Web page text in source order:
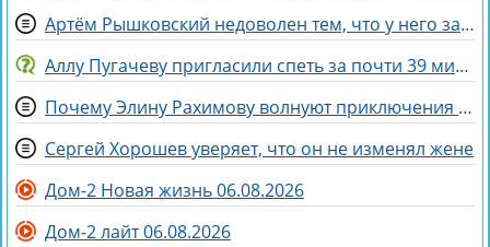
Артём Рышковский недоволен тем, что у него забрали баллы в конкурсе "Человек года"
Аллу Пугачеву пригласили спеть за почти 39 миллионов рублей
Почему Элину Рахимову волнуют приключения Ермаковой в шкафу
Сергей Хорошев уверяет, что он не изменял жене
Дом-2 Новая жизнь 06.08.2026
Дом-2 лайт 06.08.2026